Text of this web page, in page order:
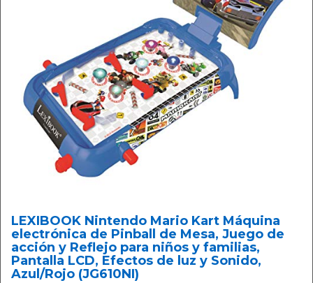
LEXIBOOK Nintendo Mario Kart Máquina
electrónica de Pinball de Mesa, Juego de
acción y Reflejo para niños y familias,
Pantalla LCD, Efectos de luz y Sonido,
Azul/Rojo (JG610NI)